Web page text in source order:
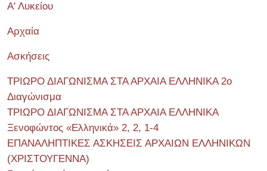
Α' Λυκείου
Αρχαία
Ασκήσεις
ΤΡΙΩΡΟ ΔΙΑΓΩΝΙΣΜΑ ΣΤΑ ΑΡΧΑΙΑ ΕΛΛΗΝΙΚΑ 2o
Διαγώνισμα
ΤΡΙΩΡΟ ΔΙΑΓΩΝΙΣΜΑ ΣΤΑ ΑΡΧΑΙΑ ΕΛΛΗΝΙΚΑ
Ξενοφώντος «Ελληνικά» 2, 2, 1-4
ΕΠΑΝΑΛΗΠΤΙΚΕΣ ΑΣΚΗΣΕΙΣ ΑΡΧΑΙΩΝ ΕΛΛΗΝΙΚΩΝ
(ΧΡΙΣΤΟΥΓΕΝΝΑ)